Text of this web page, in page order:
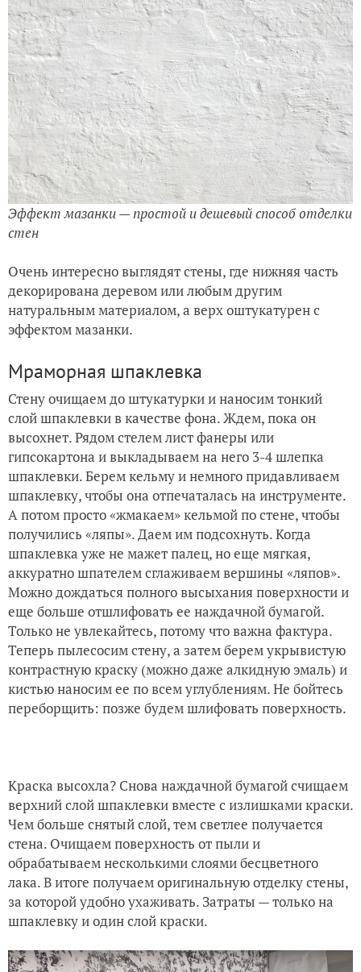
Эффект мазанки — простой и дешевый способ отделки
стен
Очень интересно выглядят стены, где нижняя часть
декорирована деревом или любым другим
натуральным материалом, а верх оштукатурен с
эффектом мазанки.
Мраморная шпаклевка
Стену очищаем до штукатурки и наносим тонкий
слой шпаклевки в качестве фона. Ждем, пока он
высохнет. Рядом стелем лист фанеры или
гипсокартона и выкладываем на него 3-4 шлепка
шпаклевки. Берем кельму и немного придавливаем
шпаклевку, чтобы она отпечаталась на инструменте.
А потом просто «жмакаем» кельмой по стене, чтобы
получились «ляпы». Даем им подсохнуть. Когда
шпаклевка уже не мажет палец, но еще мягкая,
аккуратно шпателем сглаживаем вершины «ляпов».
Можно дождаться полного высыхания поверхности и
еще больше отшлифовать ее наждачной бумагой.
Только не увлекайтесь, потому что важна фактура.
Теперь пылесосим стену, а затем берем укрывистую
контрастную краску (можно даже алкидную эмаль) и
кистью наносим ее по всем углублениям. Не бойтесь
переборщить: позже будем шлифовать поверхность.
Краска высохла? Снова наждачной бумагой счищаем
верхний слой шпаклевки вместе с излишками краски.
Чем больше снятый слой, тем светлее получается
стена. Очищаем поверхность от пыли и
обрабатываем несколькими слоями бесцветного
лака. В итоге получаем оригинальную отделку стены,
за которой удобно ухаживать. Затраты — только на
шпаклевку и один слой краски.